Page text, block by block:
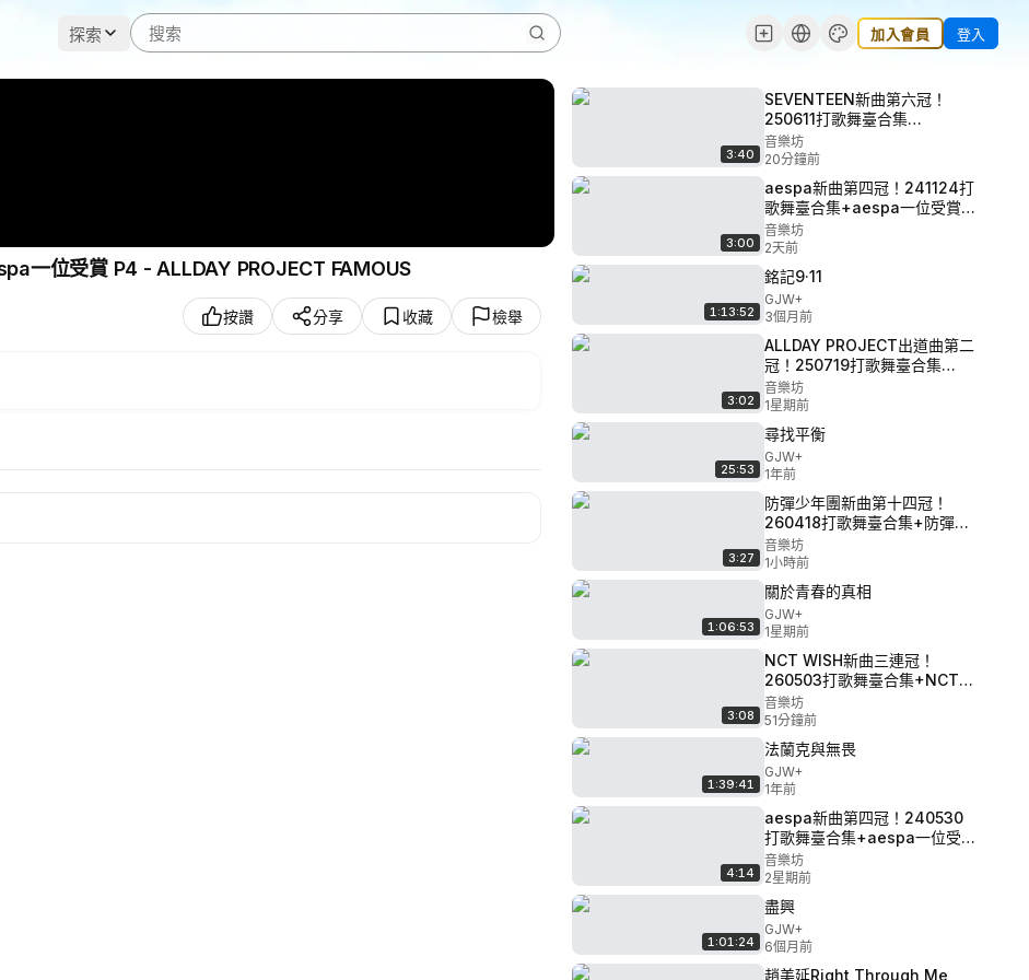
探索 加入會員 登入
aespa新曲第三冠！250712打歌舞臺合集+aespa一位受賞 P4 - ALLDAY PROJECT FAMOUS
按讚 分享 收藏 檢舉
3:40
SEVENTEEN新曲第六冠！
250611打歌舞臺合集
+SEVENTEEN一位受賞 P10 -
KIIRAS KILL MA BO
音樂坊
20分鐘前
3:00
aespa新曲第四冠！241124打
歌舞臺合集+aespa一位受賞
P9 - Kep1er TIPI-TAP
音樂坊
2天前
1:13:52
銘記9·11
GJW+
3個月前
3:02
ALLDAY PROJECT出道曲第二
冠！250719打歌舞臺合集
+ALLDAY PROJECT一位受賞
音樂坊
1星期前
25:53
尋找平衡
GJW+
1年前
3:27
防彈少年團新曲第十四冠！
260418打歌舞臺合集+防彈少
年團一位受賞 P15 - ALL'N We
Up
音樂坊
1小時前
1:06:53
關於青春的真相
GJW+
1星期前
3:08
NCT WISH新曲三連冠！
260503打歌舞臺合集+NCT
WISH一位受賞 P16 -
音樂坊
51分鐘前
1:39:41
法蘭克與無畏
GJW+
1年前
4:14
aespa新曲第四冠！240530
打歌舞臺合集+aespa一位受賞
P8 - 樸宰范 Taxi Blurr
(Feat.Natty)
音樂坊
2星期前
1:01:24
盡興
GJW+
6個月前
趙美延Right Through Me